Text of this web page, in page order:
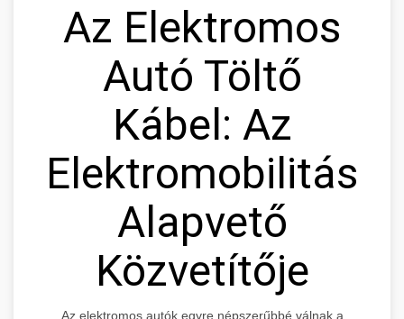
Az Elektromos
Autó Töltő
Kábel: Az
Elektromobilitás
Alapvető
Közvetítője
Az elektromos autók egyre népszerűbbé válnak a